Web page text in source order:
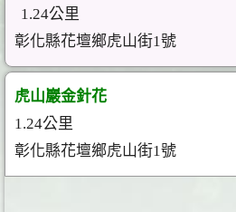
1.24公里
彰化縣花壇鄉虎山街1號
虎山巖金針花
1.24公里
彰化縣花壇鄉虎山街1號